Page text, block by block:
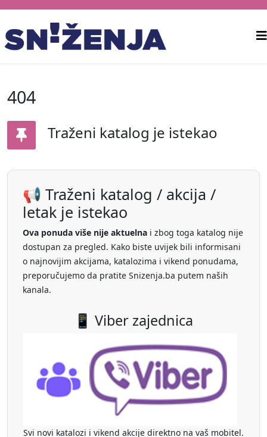
404
Traženi katalog je istekao
📢 Traženi katalog / akcija /
letak je istekao
Ova ponuda više nije aktuelna i zbog toga katalog nije
dostupan za pregled. Kako biste uvijek bili informisani
o najnovijim akcijama, katalozima i vikend ponudama,
preporučujemo da pratite Snizenja.ba putem naših
kanala.
📱 Viber zajednica
Svi novi katalozi i vikend akcije direktno na vaš mobitel.